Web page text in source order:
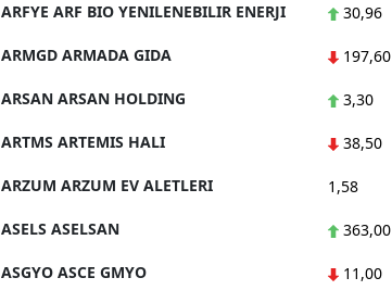
ARFYE ARF BIO YENILENEBILIR ENERJI 30,96
ARMGD ARMADA GIDA 197,60
ARSAN ARSAN HOLDING 3,30
ARTMS ARTEMIS HALI 38,50
ARZUM ARZUM EV ALETLERI 1,58
ASELS ASELSAN 363,00
ASGYO ASCE GMYO 11,00